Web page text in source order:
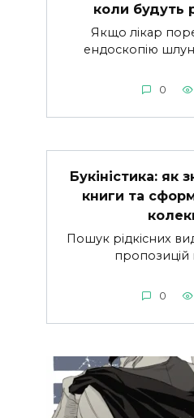
коли будуть
Якщо лікар
ендоскопію
0
Букіністика: як
книги та
Пошук рідкісних
пропозицій
0